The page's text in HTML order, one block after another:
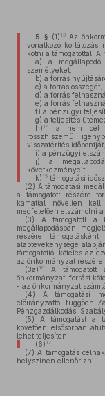
5. § (1) 13Az
vonatkozó
kötni a támogatottal.
a) a megállapodó
személyeket,
b) a forrás
c) a forrás összegét,
d) a forrás
e) a forrás
f) a pénzügyi
g) a teljesítés
h) 14a nem cél
rosszhiszemű
visszatérítés
i) a pénzügyi
j) a
következményeit,
k) 15támogatási
(2) A támogatási
a támogatott részére
kamattal növelten
megfelelően elszámolni
(3) A támogatott a
megállapodásban
részére
alaptevékenysége
támogatottól köteles az
az önkormányzat részére
(3a) 16
A támogatott
önkormányzati forrást
- az önkormányzat
(4) A támogatási
előirányzattól függően
Pénzgazdálkodási
(5) A támogatást a
követően elsősorban
lehet teljesíteni.
(6) 17
(7) A támogatás
helyszínen ellenőrizni.